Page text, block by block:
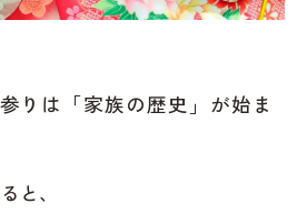
りは「家族の歴史」が始ま
と、